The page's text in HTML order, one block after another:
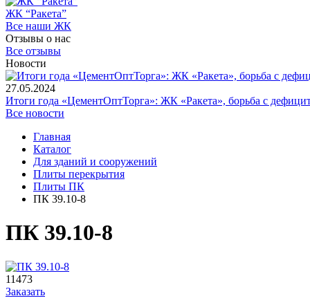
ЖК “Ракета”
Все наши ЖК
Отзывы о нас
Все отзывы
Новости
27.05.2024
Итоги года «ЦементОптТорга»: ЖК «Ракета», борьба с
Все новости
Главная
Каталог
Для зданий и сооружений
Плиты перекрытия
Плиты ПК
ПК 39.10-8
ПК 39.10-8
11473
Заказать